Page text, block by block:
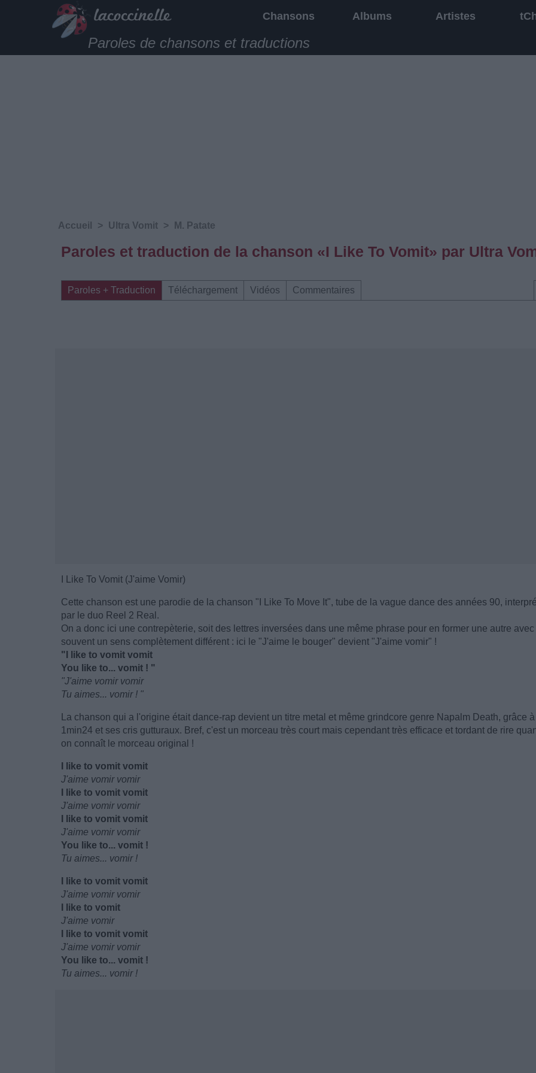
Chansons Albums Artistes
Paroles de chansons et traductions
Accueil > Ultra Vomit > M. Patate
Paroles et traduction de la chanson «I Like To Vomit» par Ultra
Paroles + Traduction Téléchargement Vidéos Commentaires
I Like To Vomit (J'aime Vomir)
Cette chanson est une parodie de la chanson "I Like To Move It", tube de la vague dance des années 90,
par le duo Reel 2 Real.
On a donc ici une contrepèterie, soit des lettres inversées dans une même phrase pour en former une autre avec
souvent un sens complètement différent : ici le "J'aime le bouger" devient "J'aime vomir" !
"I like to vomit vomit
You like to... vomit ! "
"J'aime vomir vomir
Tu aimes... vomir ! "
La chanson qui a l'origine était dance-rap devient un titre metal et même grindcore genre Napalm Death, grâce
1min24 et ses cris gutturaux. Bref, c'est un morceau très court mais cependant très efficace et tordant de rire
on connaît le morceau original !
I like to vomit vomit
J'aime vomir vomir
I like to vomit vomit
J'aime vomir vomir
I like to vomit vomit
J'aime vomir vomir
You like to... vomit !
Tu aimes... vomir !
I like to vomit vomit
J'aime vomir vomir
I like to vomit
J'aime vomir
I like to vomit vomit
J'aime vomir vomir
You like to... vomit !
Tu aimes... vomir !